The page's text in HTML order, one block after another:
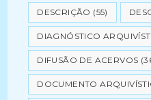
DESCRIÇÃO (55)
DIAGNÓSTICO
DIFUSÃO DE ACERVOS
DOCUMENTO